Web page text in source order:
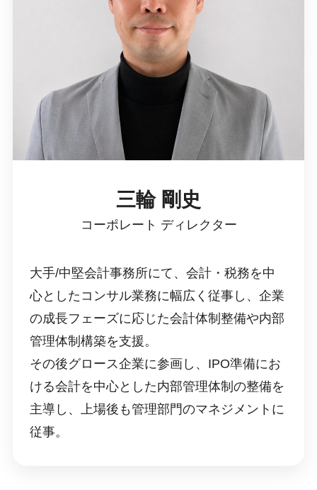
三輪 剛史
コーポレート ディレクター
大手/中堅会計事務所にて、会計・税務を中
心としたコンサル業務に幅広く従事し、企業
の成長フェーズに応じた会計体制整備や内部
管理体制構築を支援。
その後グロース企業に参画し、IPO準備にお
ける会計を中心とした内部管理体制の整備を
主導し、上場後も管理部門のマネジメントに
従事。